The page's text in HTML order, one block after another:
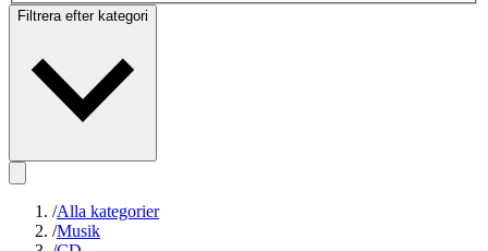
Filtrera efter kategori
/Alla kategorier
/Musik